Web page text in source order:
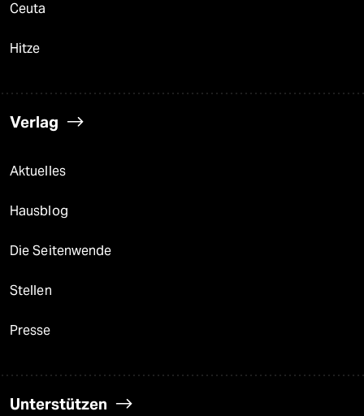
Ceuta
Hitze
Verlag
Aktuelles
Hausblog
Die Seitenwende
Stellen
Presse
Unterstützen